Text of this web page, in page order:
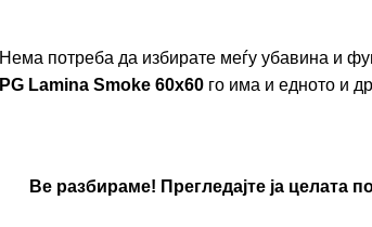
Нема потреба да избирате меѓу убавина и
PG Lamina Smoke 60x60го има и едното и
Ве разбираме! Прегледајте ја целата